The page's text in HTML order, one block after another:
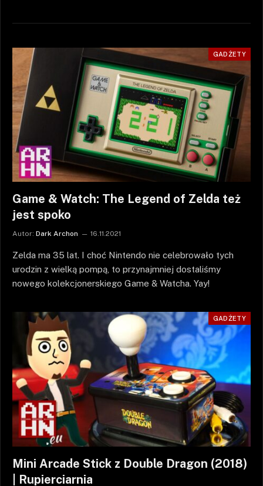
GADŻETY
Game & Watch: The Legend of Zelda też
jest spoko
Autor: Dark Archon 16.11.2021
Zelda ma 35 lat. I choć Nintendo nie celebrowało tych
urodzin z wielką pompą, to przynajmniej dostaliśmy
nowego kolekcjonerskiego Game & Watcha. Yay!
GADŻETY
Mini Arcade Stick z Double Dragon (2018)
| Rupierciarnia